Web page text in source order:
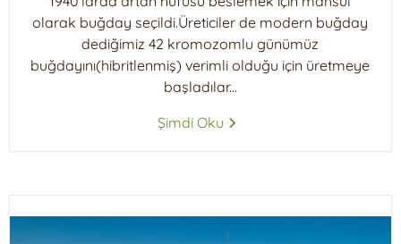
olarak buğday seçildi.Üreticiler de modern buğday
dediğimiz 42 kromozomlu günümüz
buğdayını(hibritlenmiş) verimli olduğu için üretmeye
başladılar...
Şimdi Oku